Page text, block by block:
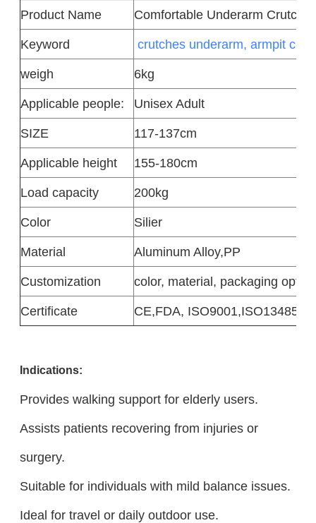
Product Name
Comfortable Underarm Crutch
Keyword
crutches underarm, armpit
weigh
6kg
Applicable people:
Unisex Adult
SIZE
117-137cm
Applicable height
155-180cm
Load capacity
200kg
Color
Silier
Material
Aluminum Alloy,PP
Customization
color, material, packaging
Certificate
CE,FDA, ISO9001,ISO13485
Indications:
Provides walking support for elderly users.
Assists patients recovering from injuries or
surgery.
Suitable for individuals with mild balance issues.
Ideal for travel or daily outdoor use.